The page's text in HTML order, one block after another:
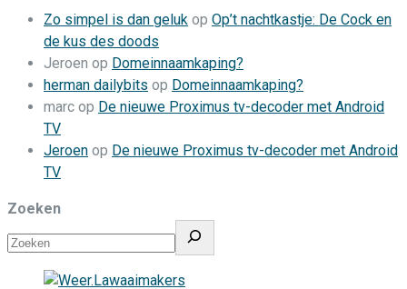
Zo simpel is dan geluk op Op’t nachtkastje: De Cock en
de kus des doods
Jeroen op Domeinnaamkaping?
herman dailybits op Domeinnaamkaping?
marc op De nieuwe Proximus tv-decoder met Android
TV
Jeroen op De nieuwe Proximus tv-decoder met Android
TV
Zoeken